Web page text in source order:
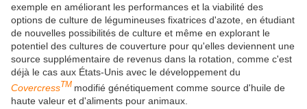
exemple en améliorant les performances et la viabilité des
options de culture de légumineuses fixatrices d'azote, en étudiant
de nouvelles possibilités de culture et même en explorant le
potentiel des cultures de couverture pour qu'elles deviennent une
source supplémentaire de revenus dans la rotation, comme c'est
déjà le cas aux États-Unis avec le développement du
CovercressTM modifié génétiquement comme source d'huile de
haute valeur et d'aliments pour animaux.